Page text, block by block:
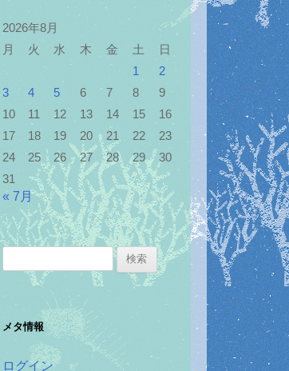
2026年8月
月
火 水 木 金 土
日
1
2
3
4 5 6 7 8
9
10
11 12 13 14 15
16
17
18 19 20 21 22
23
24
25 26 27 28 29
30
31
« 7月
メタ情報
ログイン